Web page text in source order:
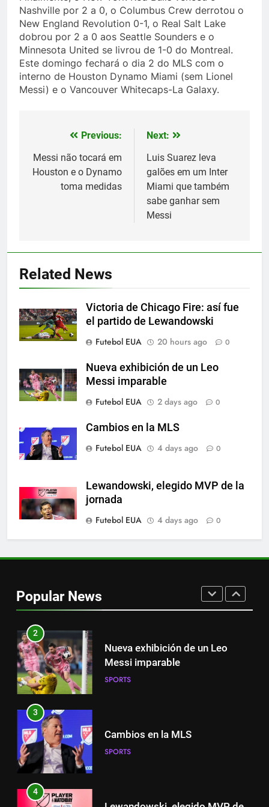
Nashville por 2 a 0, o Columbus Crew derrotou o
New England Revolution 0-1, o Real Salt Lake
dobrou por 2 a 0 aos Seattle Sounders e o
Minnesota United se livrou de 1-0 do Montreal.
Este domingo fechará o dia 2 do MLS com o
interno de Houston Dynamo Miami (sem Lionel
Messi) e o Vancouver Whitecaps-La Galaxy.
navigation
Previous:
Messi não tocará em
Houston e o Dynamo
toma medidas
Next:
Luis Suarez leva
galões em um Inter
Miami que também
sabe ganhar sem
Messi
Related News
Victoria de Chicago Fire: así fue
el partido de Lewandowski
Futebol EUA
20 hours ago 0
Nueva exhibición de un Leo
Messi imparable
Futebol EUA
2 days ago 0
Cambios en la MLS
Futebol EUA
4 days ago 0
Lewandowski, elegido MVP de la
jornada
Futebol EUA
4 days ago 0
Popular News
Histórico: a MLS baixa as
6
é conhecida
SPORTS
7
Exibição: duas assistências de
Leo Messi e hat-trick de Luis
SPORTS
Austin dispensa sua equipe
espanhola
SPORTS
el partido de Lewandowski
2
Nueva exhibición de un Leo
Messi imparable
SPORTS
3
Cambios en la MLS
SPORTS
4